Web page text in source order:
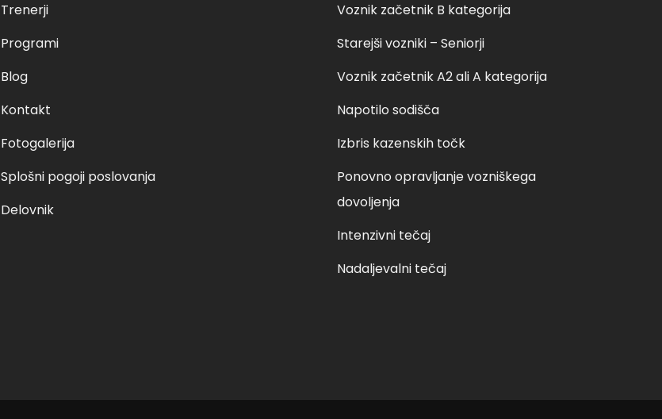
Trenerji
Programi
Blog
Kontakt
Fotogalerija
Splošni pogoji poslovanja
Delovnik
Voznik začetnik B kategorija
Starejši vozniki – Seniorji
Voznik začetnik A2 ali A kategorija
Napotilo sodišča
Izbris kazenskih točk
Ponovno opravljanje vozniškega
dovoljenja
Intenzivni tečaj
Nadaljevalni tečaj